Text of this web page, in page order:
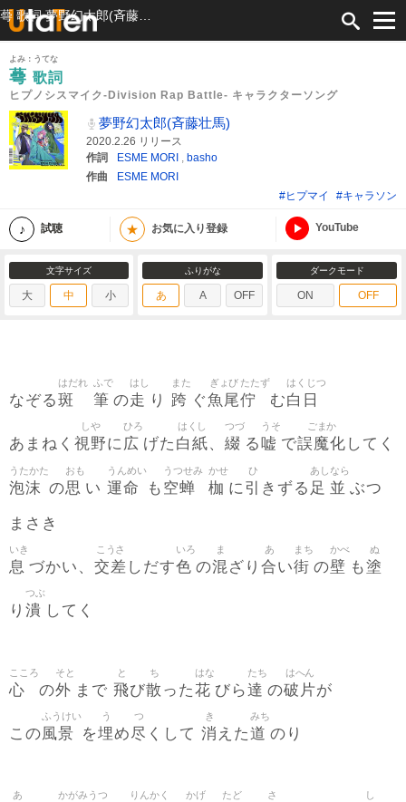
よみ：うてな
蕚 歌詞
ヒプノシスマイク-Division Rap Battle- キャラクターソング
夢野幻太郎(斉藤壮馬)
2020.2.26 リリース
作詞
ESME MORI , basho
作曲
ESME MORI
#ヒプマイ
#キャラソン
試聴 ★ お気に入り登録 YouTube
文字サイズ
大 中 小
ふりがな
あ A OFF
ダークモード
ON OFF
なぞる斑
はだれ
筆
ふで
の走
はし
り 跨
また
ぐ魚尾
ぎょび
佇
たたず
む白日
はくじつ
あまねく 視野
しや
に広
ひろ
げた 白紙
はくし
、 綴
つづ
る嘘
うそ
で誤魔化
ごまか
してく
泡沫
うたかた
の思
おも
い 運命
うんめい
も 空蝉
うつせみ
枷
かせ
に引
ひ
きずる 足
あし
並
なら
ぶつ
まさき
息
いき
づかい、 交差
こうさ
しだす色
いろ
の混
ま
ざり 合
あ
い街
まち
の壁
かべ
も塗
ぬ
り 潰
つぶ
してく
心
こころ
の外
そと
まで 飛
と
び散
ち
った花
はな
びら達
たち
の破片
はへん
が
この風景
ふうけい
を埋
う
め尽
つ
くして 消
き
えた道
みち
のり
あ かがみうつ りんかく かげ たど さ し